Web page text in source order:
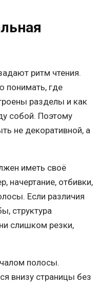
ритм чтения.
понимать, где
разделы и как
собой. Поэтому
не декоративной, а
иметь своё
начертание, отбивки,
Если различия
структура
слишком резки,
полосы.
внизу страницы без